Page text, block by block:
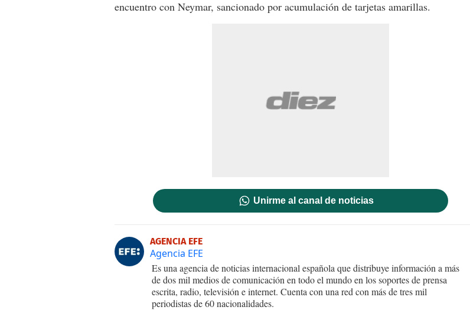
encuentro con Neymar, sancionado por acumulación de tarjetas amarillas.
Unirme al canal de noticias
AGENCIA EFE
Agencia EFE
Es una agencia de noticias internacional española que distribuye información a más
de dos mil medios de comunicación en todo el mundo en los soportes de prensa
escrita, radio, televisión e internet. Cuenta con una red con más de tres mil
periodistas de 60 nacionalidades.